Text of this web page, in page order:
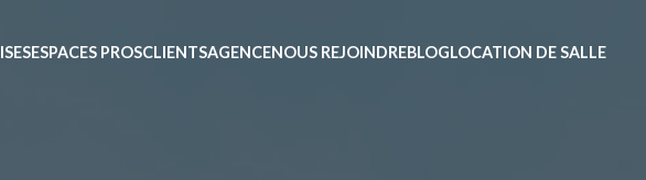
ESPACES PROSCLIENTSAGENCENOUS REJOINDREBLOGLOCATION DE SALLE